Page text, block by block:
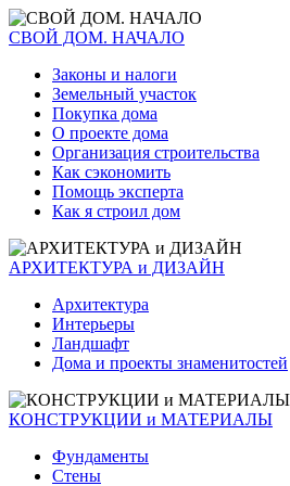
СВОЙ ДОМ. НАЧАЛО
Законы и налоги
Земельный участок
Покупка дома
О проекте дома
Организация строительства
Как сэкономить
Помощь эксперта
Как я строил дом
АРХИТЕКТУРА и ДИЗАЙН
Архитектура
Интерьеры
Ландшафт
Дома и проекты знаменитостей
КОНСТРУКЦИИ и МАТЕРИАЛЫ
Фундаменты
Стены